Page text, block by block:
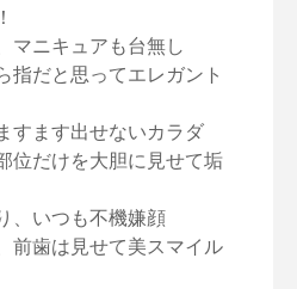
マニキュアも台無し
指だと思ってエレガント
すます出せないカラダ
位だけを大胆に見せて垢
、いつも不機嫌顔
前歯は見せて美スマイル